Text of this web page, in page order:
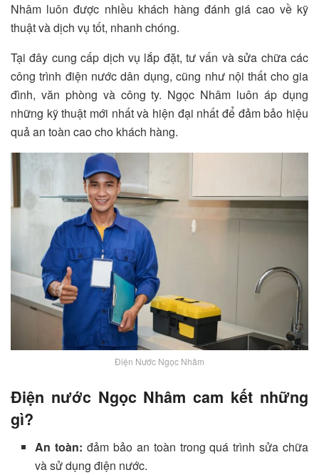
Nhâm luôn được nhiều khách hàng đánh giá cao về kỹ
thuật và dịch vụ tốt, nhanh chóng.
Tại đây cung cấp dịch vụ lắp đặt, tư vấn và sửa chữa các
công trình điện nước dân dụng, cũng như nội thất cho gia
đình, văn phòng và công ty. Ngọc Nhâm luôn áp dụng
những kỹ thuật mới nhất và hiện đại nhất để đảm bảo hiệu
quả an toàn cao cho khách hàng.
Điện Nước Ngọc Nhâm
Điện nước Ngọc Nhâm cam kết những
gì?
An toàn: đảm bảo an toàn trong quá trình sửa chữa
và sử dụng điện nước.